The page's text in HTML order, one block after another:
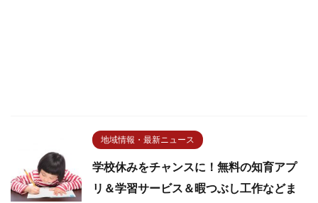
地域情報・最新ニュース
学校休みをチャンスに！無料の知育アプ
リ＆学習サービス＆暇つぶし工作などま